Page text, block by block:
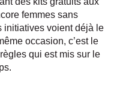
femmes sans
initiatives voient déjà le
occasion, c’est le
qui est mis sur le